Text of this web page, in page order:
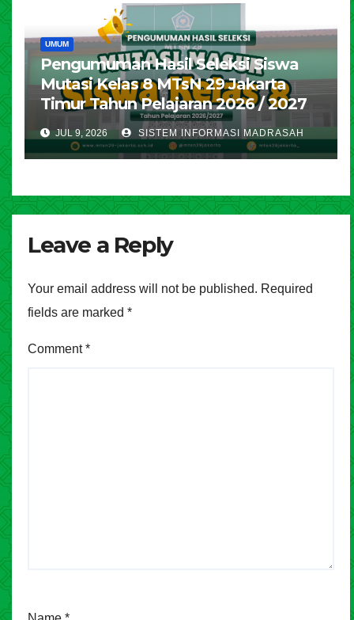
UMUM
Pengumuman Hasil Seleksi Siswa
Mutasi Kelas 8 MTsN 29 Jakarta
Timur Tahun Pelajaran 2026 / 2027
JUL 9, 2026 SISTEM INFORMASI MADRASAH
Leave a Reply
Your email address will not be published. Required
fields are marked *
Comment*